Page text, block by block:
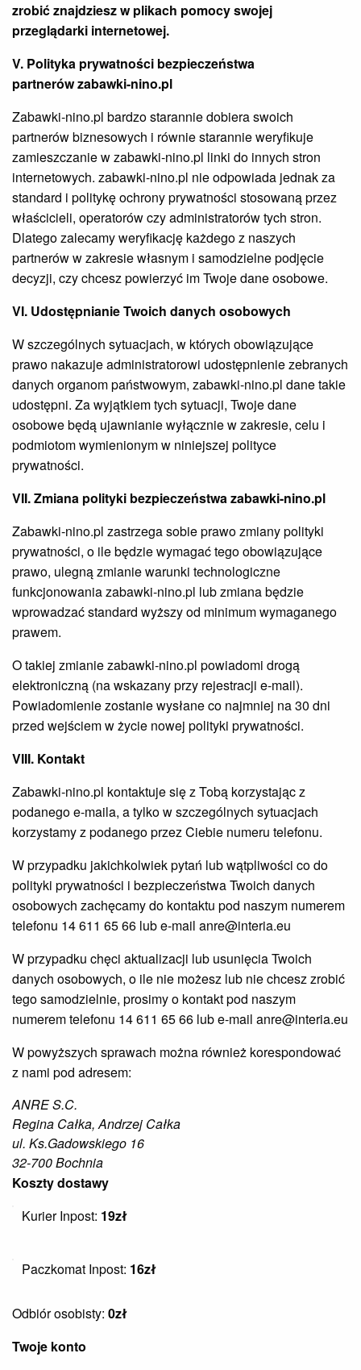
zrobić znajdziesz w plikach pomocy swojej
przeglądarki internetowej.
V. Polityka prywatności bezpieczeństwa
partnerówzabawki-nino.pl
Zabawki-nino.pl bardzo starannie dobiera swoich
partnerów biznesowych i równie starannie weryfikuje
zamieszczanie w zabawki-nino.pl linki do innych stron
internetowych. zabawki-nino.pl nie odpowiada jednak za
standard i politykę ochrony prywatności stosowaną przez
właścicieli, operatorów czy administratorów tych stron.
Dlatego zalecamy weryfikację każdego z naszych
partnerów w zakresie własnym i samodzielne podjęcie
decyzji, czy chcesz powierzyć im Twoje dane osobowe.
VI. Udostępnianie Twoich danych osobowych
W szczególnych sytuacjach, w których obowiązujące
prawo nakazuje administratorowi udostępnienie zebranych
danych organom państwowym, zabawki-nino.pl dane takie
udostępni. Za wyjątkiem tych sytuacji, Twoje dane
osobowe będą ujawnianie wyłącznie w zakresie, celu i
podmiotom wymienionym w niniejszej polityce
prywatności.
VII. Zmiana polityki bezpieczeństwa zabawki-nino.pl
Zabawki-nino.pl zastrzega sobie prawo zmiany polityki
prywatności, o ile będzie wymagać tego obowiązujące
prawo, ulegną zmianie warunki technologiczne
funkcjonowania zabawki-nino.pl lub zmiana będzie
wprowadzać standard wyższy od minimum wymaganego
prawem.
O takiej zmianie zabawki-nino.pl powiadomi drogą
elektroniczną (na wskazany przy rejestracji e-mail).
Powiadomienie zostanie wysłane co najmniej na 30 dni
przed wejściem w życie nowej polityki prywatności.
VIII. Kontakt
Zabawki-nino.pl kontaktuje się z Tobą korzystając z
podanego e-maila, a tylko w szczególnych sytuacjach
korzystamy z podanego przez Ciebie numeru telefonu.
W przypadku jakichkolwiek pytań lub wątpliwości co do
polityki prywatności i bezpieczeństwa Twoich danych
osobowych zachęcamy do kontaktu pod naszym numerem
telefonu 14 611 65 66 lub e-mail anre@interia.eu
W przypadku chęci aktualizacji lub usunięcia Twoich
danych osobowych, o ile nie możesz lub nie chcesz zrobić
tego samodzielnie, prosimy o kontakt pod naszym
numerem telefonu 14 611 65 66 lub e-mail anre@interia.eu
W powyższych sprawach można również korespondować
z nami pod adresem:
ANRE S.C.
Regina Całka, Andrzej Całka
ul. Ks.Gadowskiego 16
32-700 Bochnia
Koszty dostawy
Kurier Inpost: 19zł
Paczkomat Inpost: 16zł
Odbiór osobisty: 0zł
Twoje konto